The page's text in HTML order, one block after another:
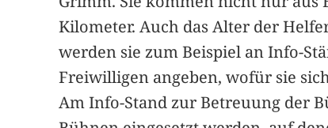
Kilometer. Auch das Alter der
werden sie zum Beispiel an Info-
Freiwilligen angeben, wofür sie
Am Info-Stand zur Betreuung der